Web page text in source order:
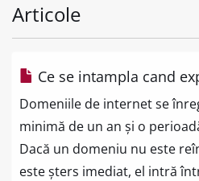
Articole
Ce se intampla cand
Domeniile de internet se
minimă de un an și o
Dacă un domeniu nu este
este șters imediat, el intră